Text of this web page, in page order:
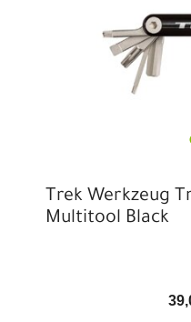
Trek Werkzeug
Multitool Black